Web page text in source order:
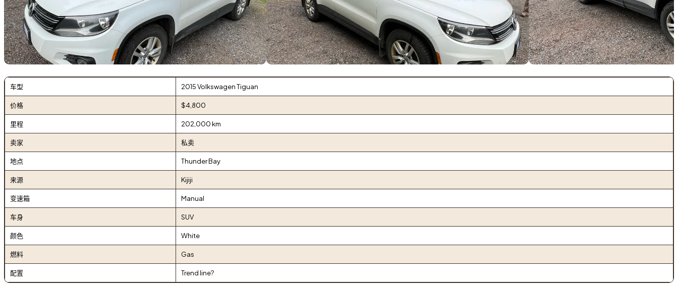
车型 2015 Volkswagen Tiguan
价格 $4,800
里程 202,000 km
卖家 私卖
地点 Thunder Bay
来源 Kijiji
变速箱 Manual
车身 SUV
颜色 White
燃料 Gas
配置 Trend line?